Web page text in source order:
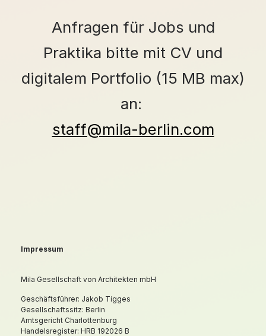
Anfragen für Jobs und
Praktika bitte mit CV und
digitalem Portfolio (15 MB max)
an:
staff@mila-berlin.com
Impressum
Mila Gesellschaft von Architekten mbH
Geschäftsführer: Jakob Tigges
Gesellschaftssitz: Berlin
Amtsgericht Charlottenburg
Handelsregister: HRB 192026 B